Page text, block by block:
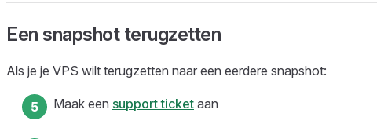
Een snapshot terugzetten
Als je je VPS wilt terugzetten naar een eerdere snapshot:
Maak een support ticket aan